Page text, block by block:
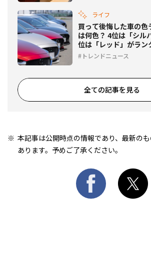
ライフ
買って後悔した車の色
は何色？ 4位は「シル
位は「レッド」がラン
トレンドニュース
全ての記事を見る
本記事は公開時点の情報であり、最新の
あります。予めご了承ください。